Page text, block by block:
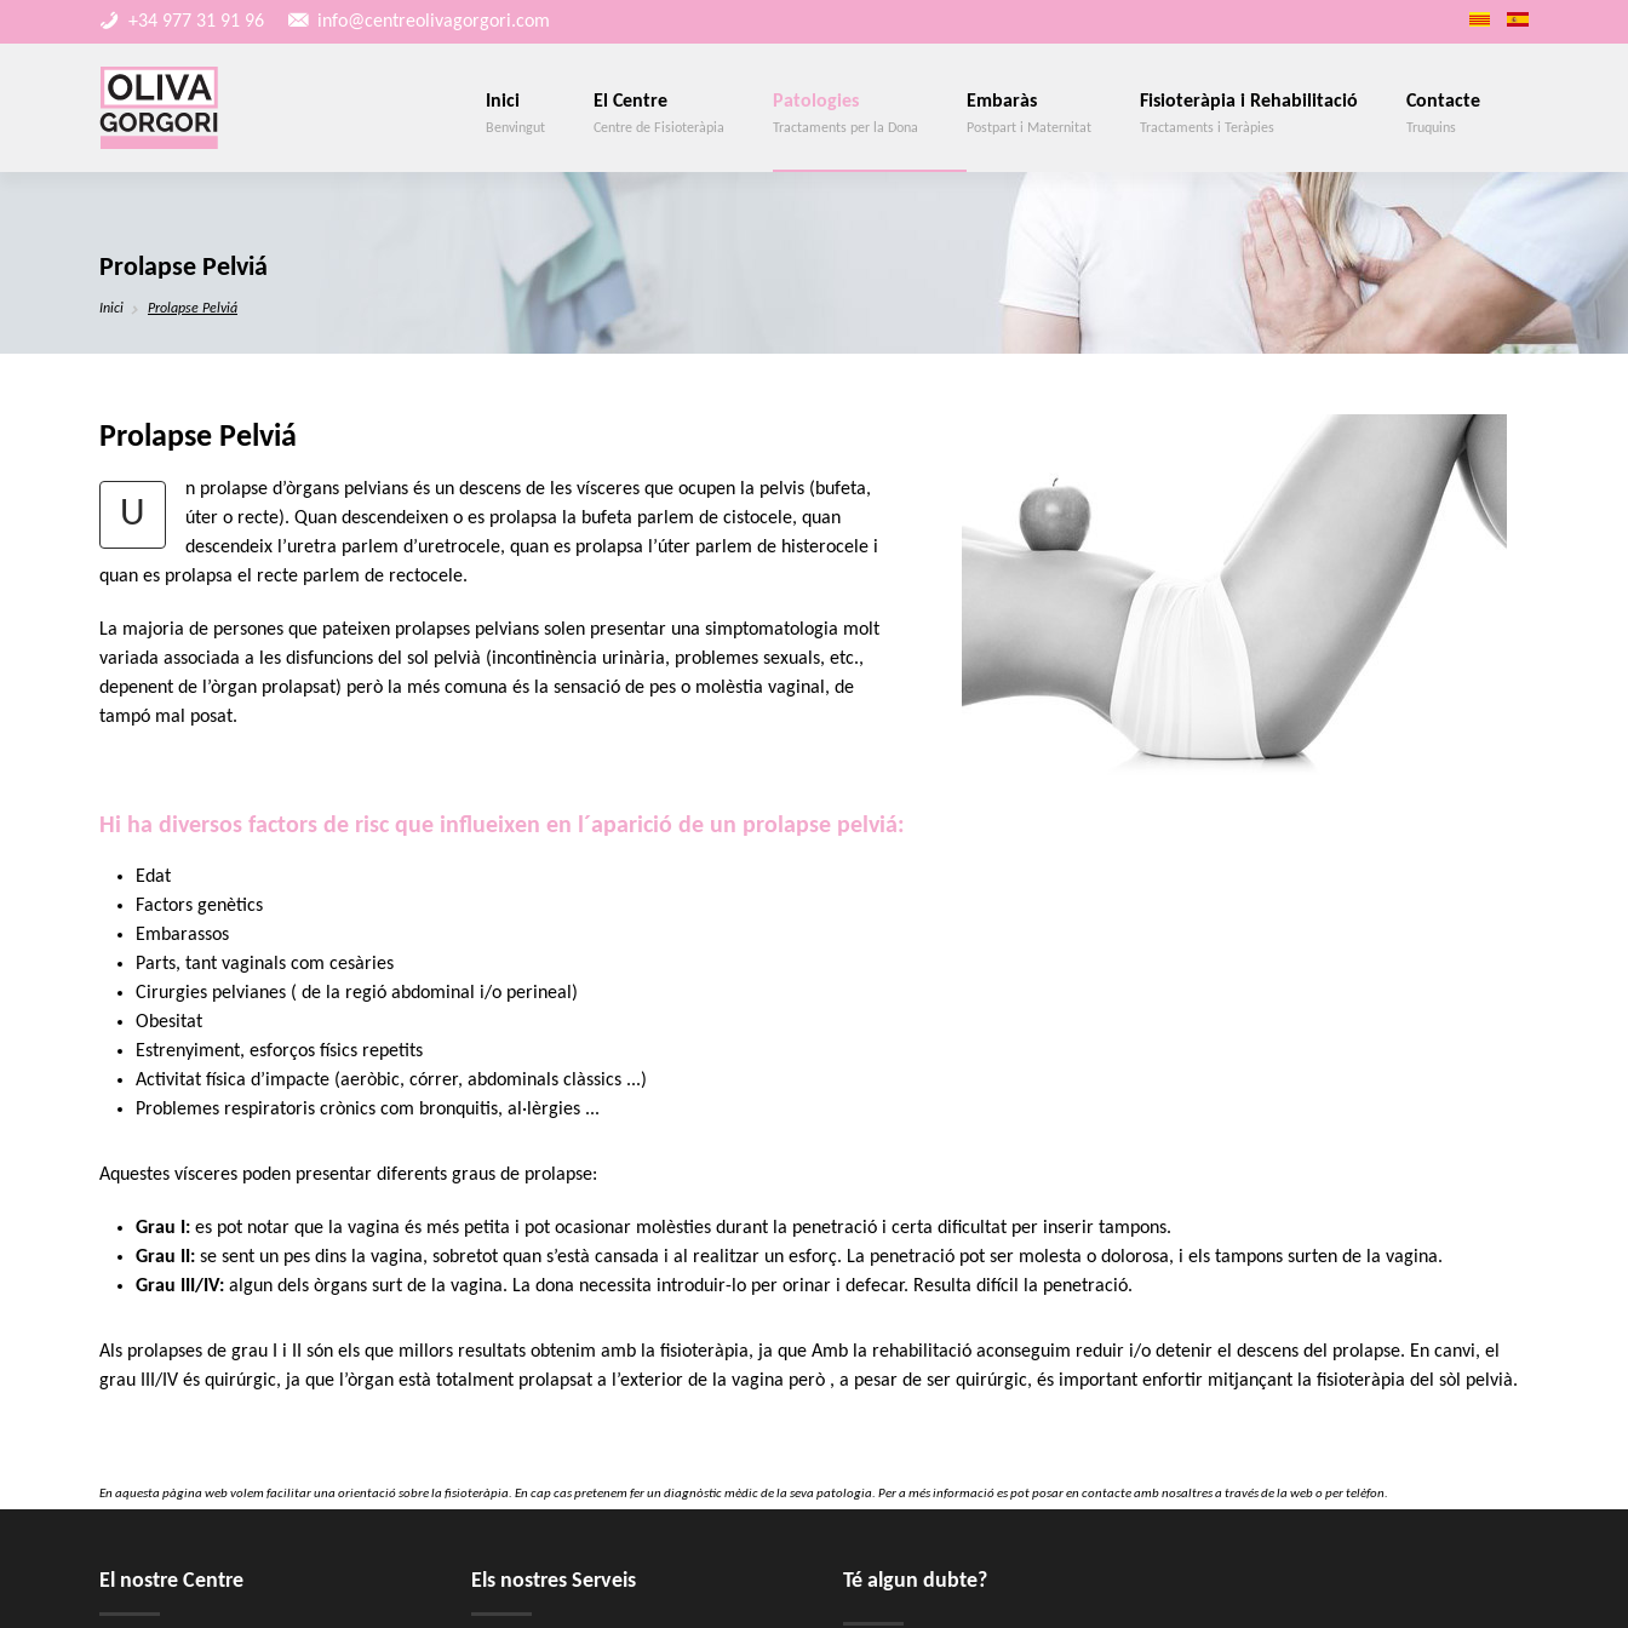
+34 977 31 91 96 info@centreolivagorgori.com
Inici
Benvingut
El Centre
Centre de Fisioteràpia
Patologies
Tractaments per la Dona
Embaràs
Postpart i Maternitat
Fisioteràpia i Rehabilitació
Tractaments i Teràpies
Contacte
Truquins
Prolapse Pelviá
Inici Prolapse Pelviá
Prolapse Pelviá
U
n prolapse d’òrgans pelvians és un descens de les vísceres que ocupen la pelvis (bufeta,
úter o recte). Quan descendeixen o es prolapsa la bufeta parlem de cistocele, quan
descendeix l’uretra parlem d’uretrocele, quan es prolapsa l’úter parlem de histerocele i
quan es prolapsa el recte parlem de rectocele.
La majoria de persones que pateixen prolapses pelvians solen presentar una simptomatologia molt
variada associada a les disfuncions del sol pelvià (incontinència urinària, problemes sexuals, etc.,
depenent de l’òrgan prolapsat) però la més comuna és la sensació de pes o molèstia vaginal, de
tampó mal posat.
Hi ha diversos factors de risc que influeixen en l´aparició de un prolapse pelviá:
Edat
Factors genètics
Embarassos
Parts, tant vaginals com cesàries
Cirurgies pelvianes ( de la regió abdominal i/o perineal)
Obesitat
Estrenyiment, esforços físics repetits
Activitat física d’impacte (aeròbic, córrer, abdominals clàssics ...)
Problemes respiratoris crònics com bronquitis, al·lèrgies ...
Aquestes vísceres poden presentar diferents graus de prolapse:
Grau I: es pot notar que la vagina és més petita i pot ocasionar molèsties durant la penetració i certa dificultat per inserir tampons.
Grau II: se sent un pes dins la vagina, sobretot quan s’està cansada i al realitzar un esforç. La penetració pot ser molesta o dolorosa, i els tampons surten de la vagina.
Grau III/IV: algun dels òrgans surt de la vagina. La dona necessita introduir-lo per orinar i defecar. Resulta difícil la penetració.
Als prolapses de grau I i II són els que millors resultats obtenim amb la fisioteràpia, ja que Amb la rehabilitació aconseguim reduir i/o detenir el descens del prolapse. En canvi, el
grau III/IV és quirúrgic, ja que l’òrgan està totalment prolapsat a l’exterior de la vagina però , a pesar de ser quirúrgic, és important enfortir mitjançant la fisioteràpia del sòl pelvià.
En aquesta pàgina web volem facilitar una orientació sobre la fisioteràpia. En cap cas pretenem fer un diagnòstic mèdic de la seva patologia. Per a més informació es pot posar en contacte amb nosaltres a través de la web o per telèfon.
El nostre Centre Els nostres Serveis Té algun dubte?